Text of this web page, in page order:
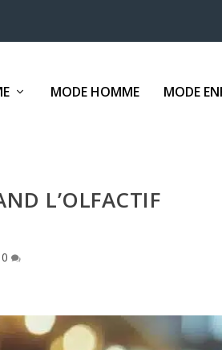
MODE HOMME MODE
L’OLFACTIF
0